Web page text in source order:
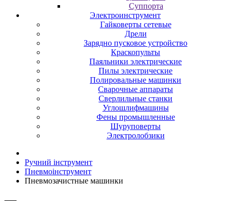
Суппорта
Электроинструмент
Гайковерты сетевые
Дрели
Зарядно пусковое устройство
Краскопульты
Паяльники электрические
Пилы электрические
Полировальные машинки
Сварочные аппараты
Сверлильные станки
Углошлифмашины
Фены промышленные
Шуруповерты
Электролобзики
Ручний інструмент
Пневмоінструмент
Пневмозачистные машинки